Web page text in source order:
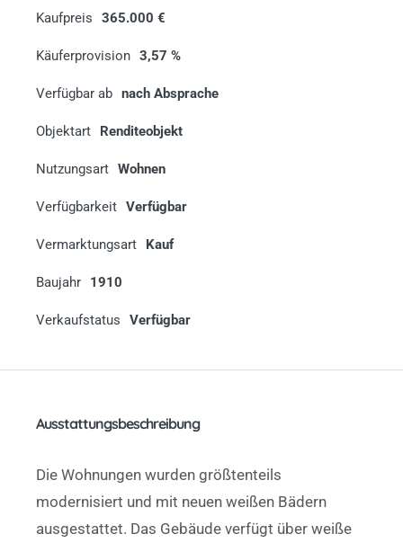
Kaufpreis 365.000 €
Käuferprovision 3,57 %
Verfügbar ab nach Absprache
Objektart Renditeobjekt
Nutzungsart Wohnen
Verfügbarkeit Verfügbar
Vermarktungsart Kauf
Baujahr 1910
Verkaufstatus Verfügbar
Ausstattungsbeschreibung
Die Wohnungen wurden größtenteils
modernisiert und mit neuen weißen Bädern
ausgestattet. Das Gebäude verfügt über weiße